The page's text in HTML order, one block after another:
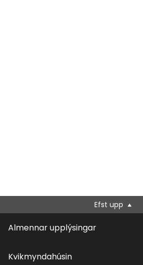
Efst upp
Almennar upplýsingar
Kvikmyndahúsin